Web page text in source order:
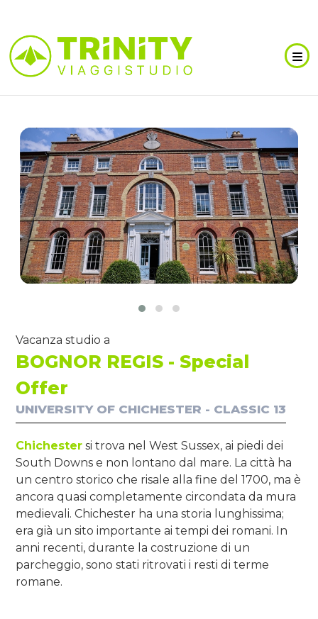
Vacanza studio a
BOGNOR REGIS - Special
Offer
UNIVERSITY OF CHICHESTER - CLASSIC 13
Chichester si trova nel West Sussex, ai piedi dei
South Downs e non lontano dal mare. La città ha
un centro storico che risale alla fine del 1700, ma è
ancora quasi completamente circondata da mura
medievali. Chichester ha una storia lunghissima;
era già un sito importante ai tempi dei romani. In
anni recenti, durante la costruzione di un
parcheggio, sono stati ritrovati i resti di terme
romane.